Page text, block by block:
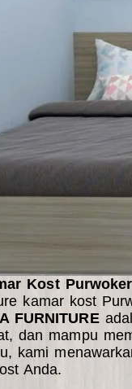
Kost
kamar kost
FURNITURE
dan mampu
kami
Anda.